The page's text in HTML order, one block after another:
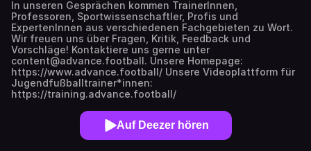
In unseren Gesprächen kommen TrainerInnen,
Professoren, Sportwissenschaftler, Profis und
ExpertenInnen aus verschiedenen Fachgebieten zu Wort.
Wir freuen uns über Fragen, Kritik, Feedback und
Vorschläge! Kontaktiere uns gerne unter
content@advance.football. Unsere Homepage:
https://www.advance.football/ Unsere Videoplattform für
Jugendfußballtrainer*innen:
https://training.advance.football/
Auf Deezer hören